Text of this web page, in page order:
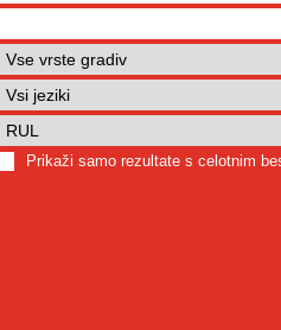
Prikaži samo rezultate s celotnim